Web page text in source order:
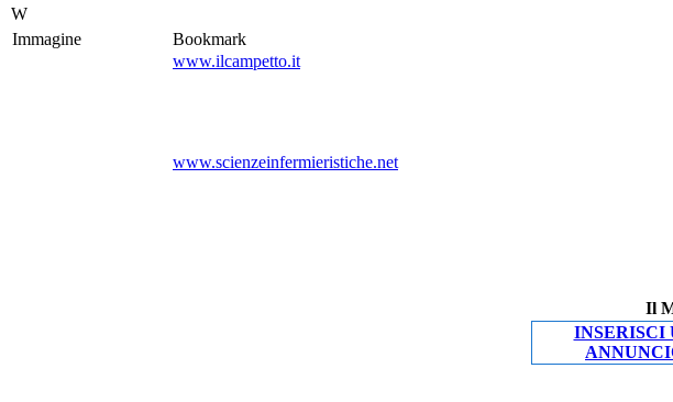
W
Immagine
Bookmark
www.ilcampetto.it
www.scienzeinfermieristiche.net
Il
INSERISCI